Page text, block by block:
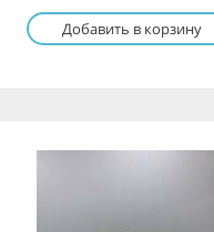
Добавить в корзину